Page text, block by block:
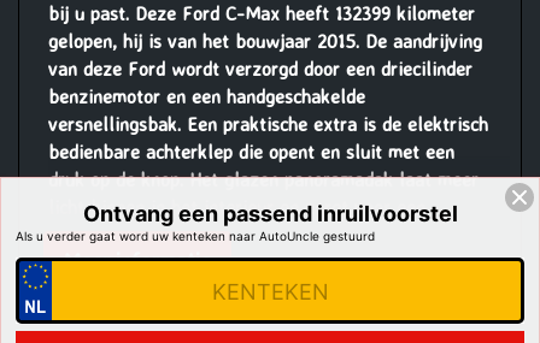
Verwarmde voorruit
Wij proberen alle informatie zo accuraat mogelijk
te houden echter zijn fouten nooit uit te sluiten.
vertrouw niet volledig op deze informatie
Overige
Achteruitrij assistent
Anti blokkeer systeem
Anti doorslip regeling
bij u past. Deze Ford C-Max heeft 132399 kilometer
gelopen, hij is van het bouwjaar 2015. De aandrijving
van deze Ford wordt verzorgd door een driecilinder
benzinemotor en een handgeschakelde
versnellingsbak. Een praktische extra is de elektrisch
bedienbare achterklep die opent en sluit met een
druk op de knop. Het glazen panoramadak laat meer
licht binnen in het interieur en zorgt voor een
magnifiek uitzicht naar buiten. De uitmonstering van
deze auto wordt gecompleteerd door onder meer 17
inch lichtmetalen velgen, LED-dagrijverlichting, in
hoogte verstelbare passagiersstoel, donker getint
Meer informatie
Ontvang een passend inruilvoorstel
Als u verder gaat word uw kenteken naar AutoUncle gestuurd
KENTEKEN